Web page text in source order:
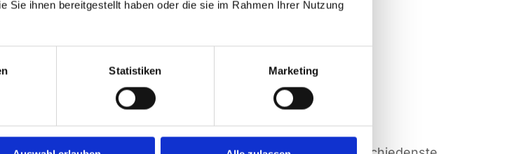
Sie ihnen bereitgestellt haben oder die sie im Rahmen Ihrer Nutzung
Statistiken Marketing